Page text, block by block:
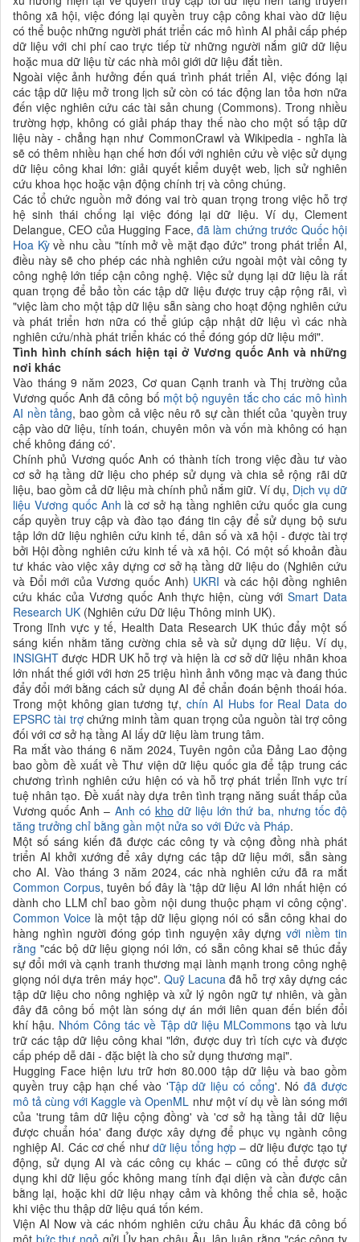
thông xã hội, việc đóng lại quyền truy cập công khai vào dữ liệu
có thể buộc những người phát triển các mô hình AI phải cấp phép
dữ liệu với chi phí cao trực tiếp từ những người nắm giữ dữ liệu
hoặc mua dữ liệu từ các nhà môi giới dữ liệu đắt tiền.
Ngoài việc ảnh hưởng đến quá trình phát triển AI, việc đóng lại
các tập dữ liệu mở trong lịch sử còn có tác động lan tỏa hơn nữa
đến việc nghiên cứu các tài sản chung (Commons). Trong nhiều
trường hợp, không có giải pháp thay thế nào cho một số tập dữ
liệu này - chẳng hạn như CommonCrawl và Wikipedia - nghĩa là
sẽ có thêm nhiều hạn chế hơn đối với nghiên cứu về việc sử dụng
dữ liệu công khai lớn: giải quyết kiểm duyệt web, lịch sử nghiên
cứu khoa học hoặc vận động chính trị và công chúng.
Các tổ chức nguồn mở đóng vai trò quan trọng trong việc hỗ trợ
hệ sinh thái chống lại việc đóng lại dữ liệu. Ví dụ, Clement
Delangue, CEO của Hugging Face, đã làm chứng trước Quốc hội
Hoa Kỳvề nhu cầu "tính mở về mặt đạo đức" trong phát triển AI,
điều này sẽ cho phép các nhà nghiên cứu ngoài một vài công ty
công nghệ lớn tiếp cận công nghệ. Việc sử dụng lại dữ liệu là rất
quan trọng để bảo tồn các tập dữ liệu được truy cập rộng rãi, vì
"việc làm cho một tập dữ liệu sẵn sàng cho hoạt động nghiên cứu
và phát triển hơn nữa có thể giúp cập nhật dữ liệu vì các nhà
nghiên cứu/nhà phát triển khác có thể đóng góp dữ liệu mới".
Tình hình chính sách hiện tại ở Vương quốc Anh và những
nơi khác
Vào tháng 9 năm 2023, Cơ quan Cạnh tranh và Thị trường của
Vương quốc Anh đã công bố một bộ nguyên tắc cho các mô hình
AI nền tảng, bao gồm cả việc nêu rõ sự cần thiết của 'quyền truy
cập vào dữ liệu, tính toán, chuyên môn và vốn mà không có hạn
chế không đáng có'.
Chính phủ Vương quốc Anh có thành tích trong việc đầu tư vào
cơ sở hạ tầng dữ liệu cho phép sử dụng và chia sẻ rộng rãi dữ
liệu, bao gồm cả dữ liệu mà chính phủ nắm giữ. Ví dụ, Dịch vụ dữ
liệu Vương quốc Anh là cơ sở hạ tầng nghiên cứu quốc gia cung
cấp quyền truy cập và đào tạo đáng tin cậy để sử dụng bộ sưu
tập lớn dữ liệu nghiên cứu kinh tế, dân số và xã hội - được tài trợ
bởi Hội đồng nghiên cứu kinh tế và xã hội. Có một số khoản đầu
tư khác vào việc xây dựng cơ sở hạ tầng dữ liệu do (Nghiên cứu
và Đổi mới của Vương quốc Anh) UKRI và các hội đồng nghiên
cứu khác của Vương quốc Anh thực hiện, cùng vớiSmart Data
Research UK (Nghiên cứu Dữ liệu Thông minh UK).
Trong lĩnh vực y tế, Health Data Research UK thúc đẩy một số
sáng kiến nhằm tăng cường chia sẻ và sử dụng dữ liệu. Ví dụ,
INSIGHT được HDR UK hỗ trợ và hiện là cơ sở dữ liệu nhãn khoa
lớn nhất thế giới với hơn 25 triệu hình ảnh võng mạc và đang thúc
đẩy đổi mới bằng cách sử dụng AI để chẩn đoán bệnh thoái hóa.
Trong một không gian tương tự, chín AI Hubs for Real Data do
EPSRC tài trợchứng minh tầm quan trọng của nguồn tài trợ công
đối với cơ sở hạ tầng AI lấy dữ liệu làm trung tâm.
Ra mắt vào tháng 6 năm 2024, Tuyên ngôn của Đảng Lao động
bao gồm đề xuất về Thư viện dữ liệu quốc gia để tập trung các
chương trình nghiên cứu hiện có và hỗ trợ phát triển lĩnh vực trí
tuệ nhân tạo. Đề xuất này dựa trên tình trạng năng suất thấp của
Vương quốc Anh – Anh có kho dữ liệu lớn thứ ba, nhưng tốc độ
tăng trưởng chỉ bằng gần một nửa so với Đức và Pháp.
Một số sáng kiến đã được các công ty và cộng đồng nhà phát
triển AI khởi xướng để xây dựng các tập dữ liệu mới, sẵn sàng
cho AI. Vào tháng 3 năm 2024, các nhà nghiên cứu đã ra mắt
Common Corpus, tuyên bố đây là 'tập dữ liệu AI lớn nhất hiện có
dành cho LLM chỉ bao gồm nội dung thuộc phạm vi công cộng'.
Common Voice là một tập dữ liệu giọng nói có sẵn công khai do
hàng nghìn người đóng góp tình nguyện xây dựng với niềm tin
rằng "các bộ dữ liệu giọng nói lớn, có sẵn công khai sẽ thúc đẩy
sự đổi mới và cạnh tranh thương mại lành mạnh trong công nghệ
giọng nói dựa trên máy học". Quỹ Lacuna đã hỗ trợ xây dựng các
tập dữ liệu cho nông nghiệp và xử lý ngôn ngữ tự nhiên, và gần
đây đã công bố một làn sóng dự án mới liên quan đến biến đổi
khí hậu. Nhóm Công tác về Tập dữ liệu MLCommonstạo và lưu
trữ các tập dữ liệu công khai "lớn, được duy trì tích cực và được
cấp phép dễ dãi - đặc biệt là cho sử dụng thương mại".
Hugging Face hiện lưu trữ hơn 80.000 tập dữ liệu và bao gồm
quyền truy cập hạn chế vào 'Tập dữ liệu có cổng'. Nóđã được
mô tả cùng với Kaggle và OpenML như một ví dụ về làn sóng mới
của 'trung tâm dữ liệu cộng đồng' và 'cơ sở hạ tầng tải dữ liệu
được chuẩn hóa' đang được xây dựng để phục vụ ngành công
nghiệp AI. Các cơ chế như dữ liệu tổng hợp – dữ liệu được tạo tự
động, sử dụng AI và các công cụ khác – cũng có thể được sử
dụng khi dữ liệu gốc không mang tính đại diện và cần được cân
bằng lại, hoặc khi dữ liệu nhạy cảm và không thể chia sẻ, hoặc
khi việc thu thập dữ liệu quá tốn kém.
Viện AI Now và các nhóm nghiên cứu châu Âu khác đã công bố
một bức thư ngỏ gửi Ủy ban châu Âu, lập luận rằng "các công ty